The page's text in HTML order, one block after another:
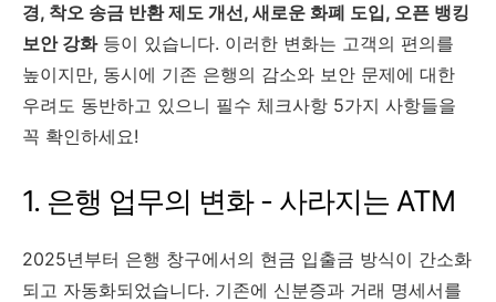
경, 착오 송금 반환 제도 개선, 새로운 화폐 도입, 오픈 뱅킹
보안 강화등이 있습니다. 이러한 변화는 고객의 편의를
높이지만, 동시에 기존 은행의 감소와 보안 문제에 대한
우려도 동반하고 있으니 필수 체크사항 5가지 사항들을
꼭 확인하세요!
1. 은행 업무의 변화 - 사라지는 ATM
2025년부터 은행 창구에서의 현금 입출금 방식이 간소화
되고 자동화되었습니다. 기존에 신분증과 거래 명세서를